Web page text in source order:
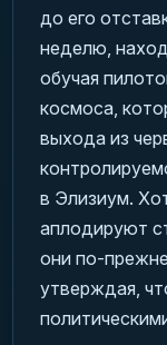
до его
неделю,
обучая
космоса,
выхода из
в Элизиум.
аплодируют
они по-
утверждая,